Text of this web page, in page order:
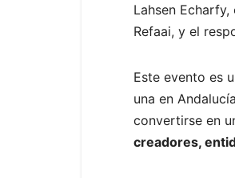
Lahsen
Refaai, y el
Este evento es
una en
convertirse en
creadores,